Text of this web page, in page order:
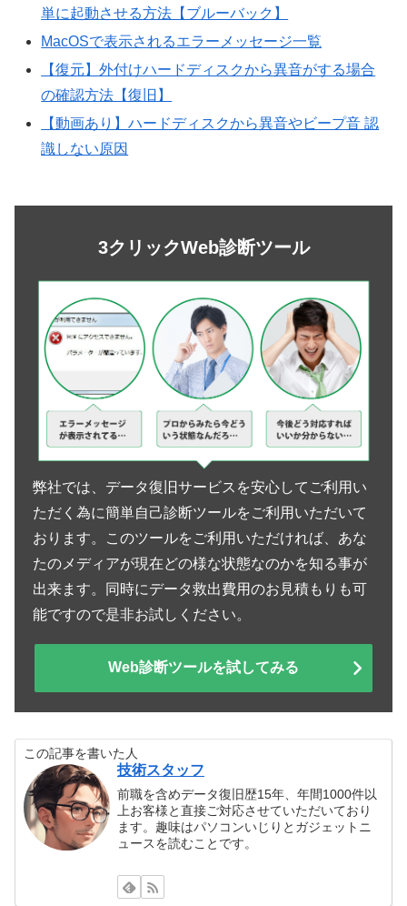
単に起動させる方法【ブルーバック】
MacOSで表示されるエラーメッセージ一覧
【復元】外付けハードディスクから異音がする場合
の確認方法【復旧】
【動画あり】ハードディスクから異音やビープ音 認
識しない原因
3クリックWeb診断ツール
弊社では、データ復旧サービスを安心してご利用い
ただく為に簡単自己診断ツールをご利用いただいて
おります。このツールをご利用いただければ、あな
たのメディアが現在どの様な状態なのかを知る事が
出来ます。同時にデータ救出費用のお見積もりも可
能ですので是非お試しください。
Web診断ツールを試してみる
この記事を書いた人
技術スタッフ
前職を含めデータ復旧歴15年、年間1000件以
上お客様と直接ご対応させていただいており
ます。趣味はパソコンいじりとガジェットニ
ュースを読むことです。